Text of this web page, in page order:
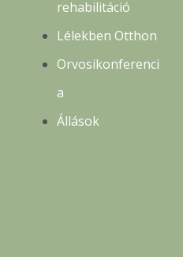
rehabilitáció
Lélekben Otthon
Orvosikonferenci
a
Állások